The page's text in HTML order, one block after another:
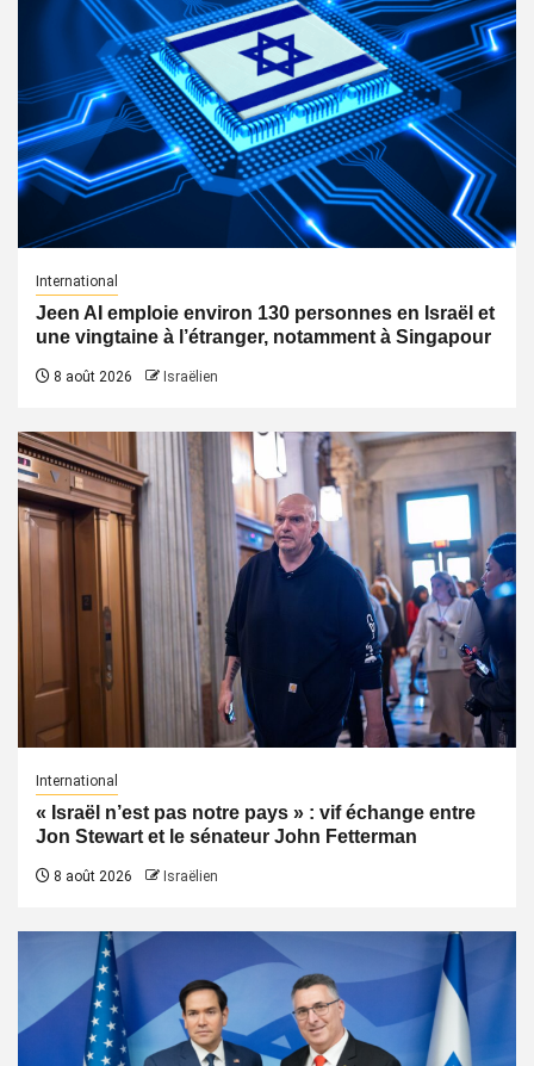
International
Jeen AI emploie environ 130 personnes en Israël et
une vingtaine à l’étranger, notamment à Singapour
8 août 2026 Israëlien
International
« Israël n’est pas notre pays » : vif échange entre
Jon Stewart et le sénateur John Fetterman
8 août 2026 Israëlien